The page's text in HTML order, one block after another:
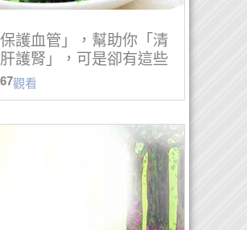
護血管」，幫助你「清
護腎」，可是卻有這些
！
觀看